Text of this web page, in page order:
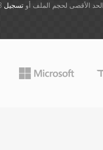
أسقِط الملفات هنا. 1 GB الحد الأقصى لحجم الملف أوتسجيل